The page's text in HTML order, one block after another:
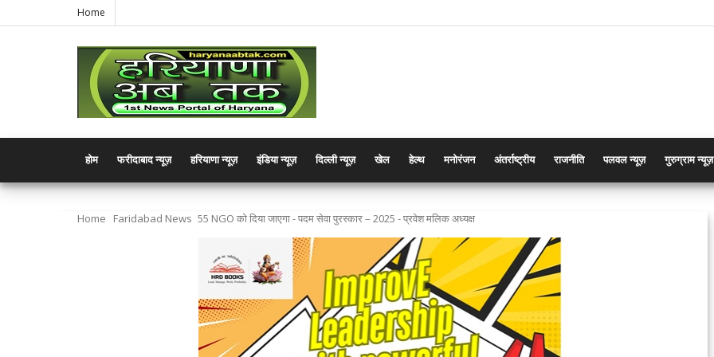
Home
होम फरीदाबाद न्यूज़ हरियाणा न्यूज़ इंडिया न्यूज़ दिल्ली न्यूज़ खेल हेल्थ मनोरंजन अंतर्राष्ट्रीय राजनीति पलवल न्यूज़ गुरुग्राम न्यूज़
Home Faridabad News 55 NGO को दिया जाएगा - पदम सेवा पुरस्कार – 2025 - प्रवेश मलिक अध्यक्ष